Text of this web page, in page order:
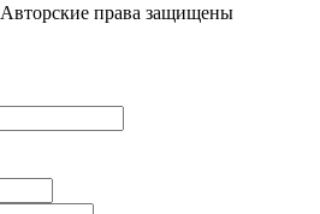
права защищены